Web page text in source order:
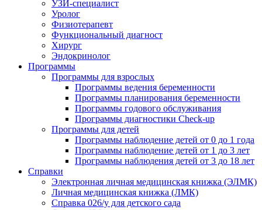
УЗИ-специалист
Уролог
Физиотерапевт
Функциональный диагност
Хирург
Эндокринолог
Программы
Программы для взрослых
Программы ведения беременности
Программы планирования беременности
Программы годового обслуживания
Программы диагностики Check-up
Программы для детей
Программы наблюдение детей от 0 до 1 года
Программы наблюдение детей от 1 до 3 лет
Программы наблюдения детей от 3 до 18 лет
Справки
Электронная личная медицинская книжка (ЭЛМК)
Личная медицинская книжка (ЛМК)
Справка 026/у для детского сада